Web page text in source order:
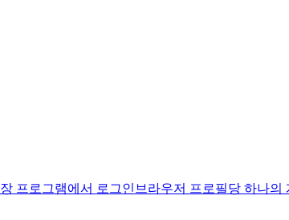
프로그램에서 로그인 브라우저 프로필당 하나의